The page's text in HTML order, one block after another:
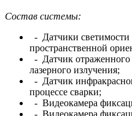
Состав системы:
- Датчики светимости
пространственной
- Датчик отраженного
лазерного излучения;
- Датчик
процессе сварки;
- Видеокамера
- Видеокамера